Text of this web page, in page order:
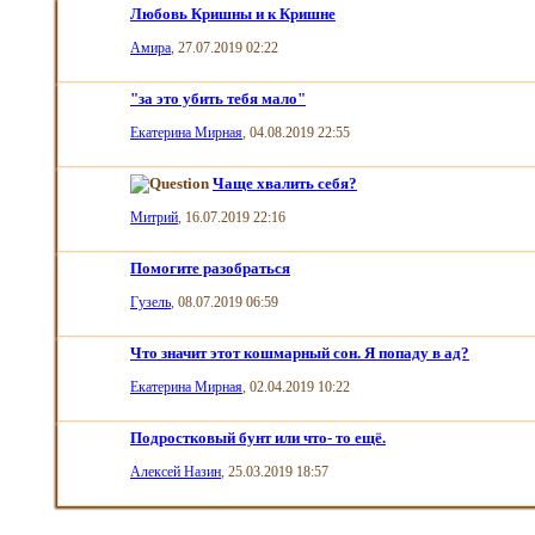
Любовь Кришны и к Кришне
Амира, 27.07.2019 02:22
"за это убить тебя мало"
Екатерина Мирная, 04.08.2019 22:55
Чаще хвалить себя?
Митрий, 16.07.2019 22:16
Помогите разобраться
Гузель, 08.07.2019 06:59
Что значит этот кошмарный сон. Я попаду в ад?
Екатерина Мирная, 02.04.2019 10:22
Подростковый бунт или что- то ещё.
Алексей Назин, 25.03.2019 18:57